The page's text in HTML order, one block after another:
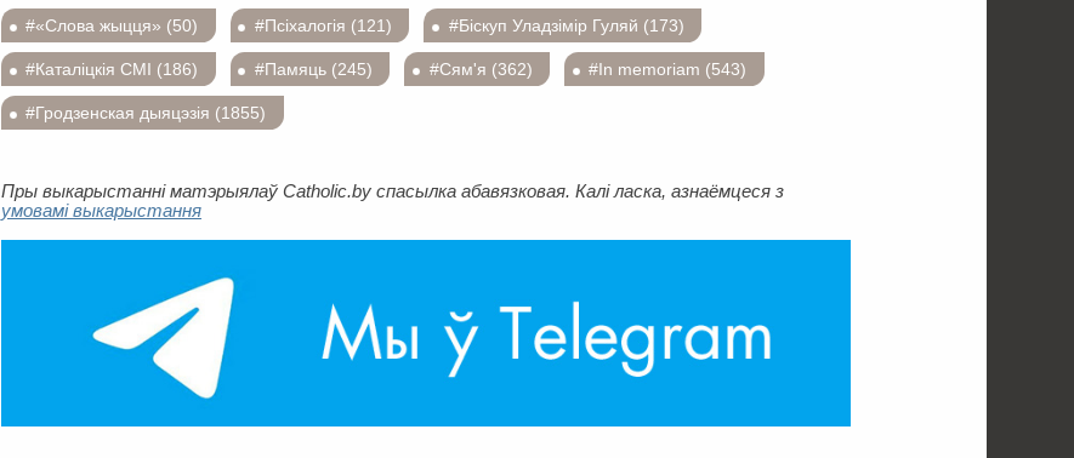
#«Слова жыцця» (50) #Псіхалогія (121) #Біскуп Уладзімір Гуляй (173)
#Каталіцкія СМІ (186) #Памяць (245) #Сям'я (362) #In memoriam (543)
#Гродзенская дыяцэзія (1855)
Пры выкарыстанні матэрыялаў Catholic.by спасылка абавязковая. Калі ласка, азнаёмцеся з
умовамі выкарыстання